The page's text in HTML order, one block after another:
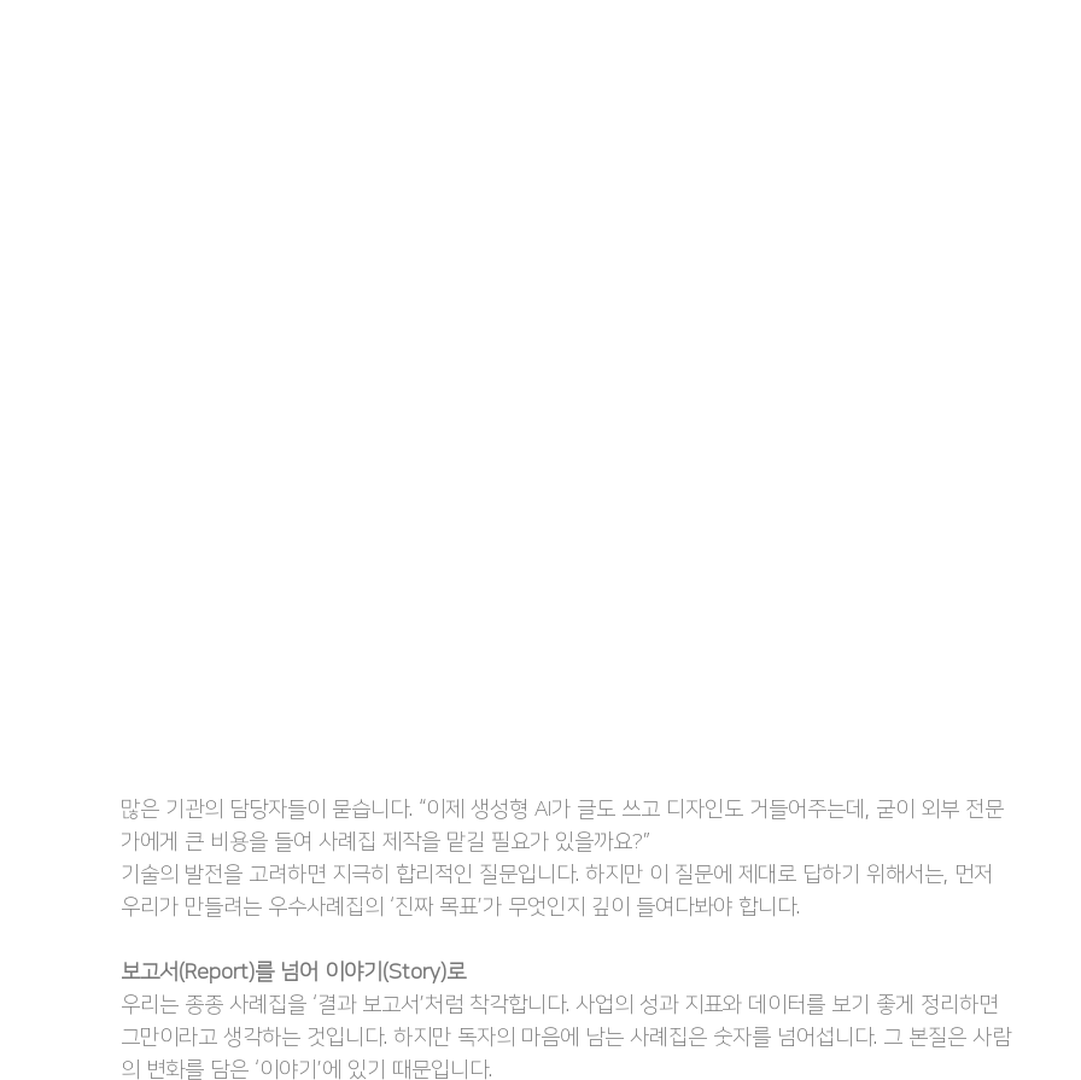
많은 기관의 담당자들이 묻습니다. “이제 생성형 AI가 글도 쓰고 디자인도 거들어주는데, 굳이 외부 전문
가에게 큰 비용을 들여 사례집 제작을 맡길 필요가 있을까요?”
기술의 발전을 고려하면 지극히 합리적인 질문입니다. 하지만 이 질문에 제대로 답하기 위해서는, 먼저
우리가 만들려는 우수사례집의 ‘진짜 목표’가 무엇인지 깊이 들여다봐야 합니다.
보고서(Report)를 넘어 이야기(Story)로
우리는 종종 사례집을 ‘결과 보고서’처럼 착각합니다. 사업의 성과 지표와 데이터를 보기 좋게 정리하면
그만이라고 생각하는 것입니다. 하지만 독자의 마음에 남는 사례집은 숫자를 넘어섭니다. 그 본질은 사람
의 변화를 담은 ‘이야기’에 있기 때문입니다.